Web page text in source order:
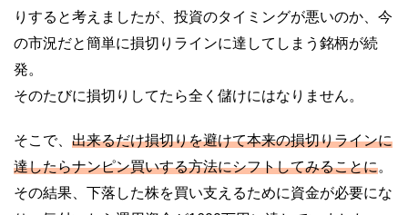
りすると考えましたが、投資のタイミングが悪いのか、今
の市況だと簡単に損切りラインに達してしまう銘柄が続
発。
そのたびに損切りしてたら全く儲けにはなりません。
そこで、 出来るだけ損切りを避けて本来の損切りラインに
達したらナンピン買いする方法にシフトしてみることに。
その結果、下落した株を買い支えるために資金が必要にな